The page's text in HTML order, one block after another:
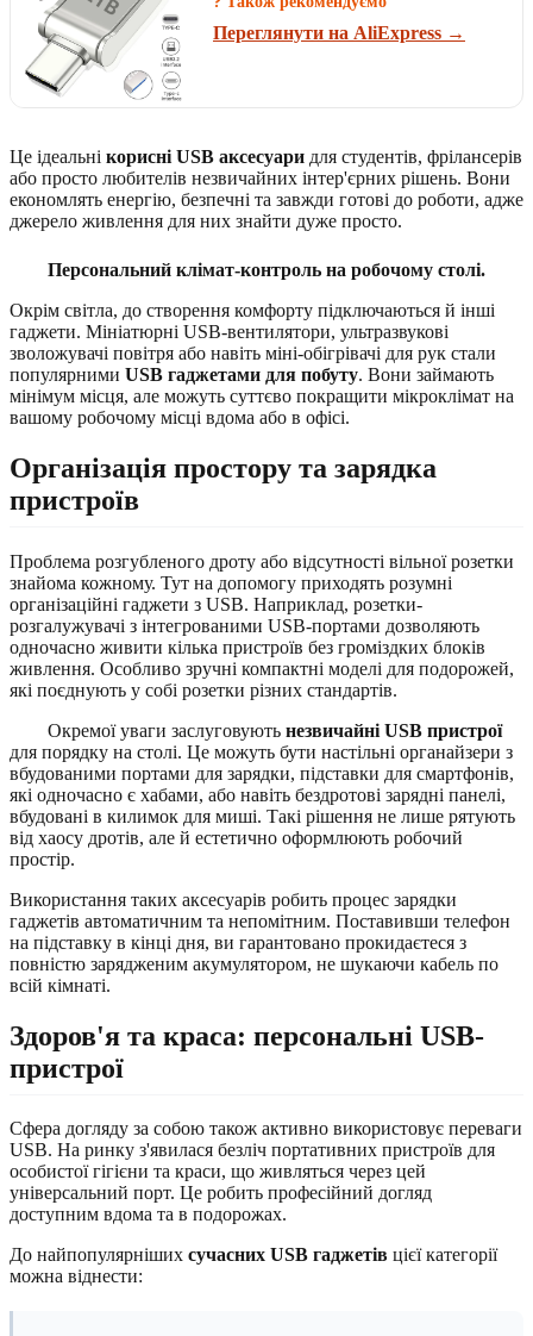
Переглянути на AliExpress →
Це ідеальні корисні USB аксесуари для студентів, фрілансерів
або просто любителів незвичайних інтер'єрних рішень. Вони
економлять енергію, безпечні та завжди готові до роботи, адже
джерело живлення для них знайти дуже просто.
Персональний клімат-контроль на робочому столі.
Окрім світла, до створення комфорту підключаються й інші
гаджети. Мініатюрні USB-вентилятори, ультразвукові
зволожувачі повітря або навіть міні-обігрівачі для рук стали
популярними USB гаджетами для побуту. Вони займають
мінімум місця, але можуть суттєво покращити мікроклімат на
вашому робочому місці вдома або в офісі.
Організація простору та зарядка
пристроїв
Проблема розгубленого дроту або відсутності вільної розетки
знайома кожному. Тут на допомогу приходять розумні
організаційні гаджети з USB. Наприклад, розетки-
розгалужувачі з інтегрованими USB-портами дозволяють
одночасно живити кілька пристроїв без громіздких блоків
живлення. Особливо зручні компактні моделі для подорожей,
які поєднують у собі розетки різних стандартів.
Окремої уваги заслуговують незвичайні USB пристрої
для порядку на столі. Це можуть бути настільні органайзери з
вбудованими портами для зарядки, підставки для смартфонів,
які одночасно є хабами, або навіть бездротові зарядні панелі,
вбудовані в килимок для миші. Такі рішення не лише рятують
від хаосу дротів, але й естетично оформлюють робочий
простір.
Використання таких аксесуарів робить процес зарядки
гаджетів автоматичним та непомітним. Поставивши телефон
на підставку в кінці дня, ви гарантовано прокидаєтеся з
повністю зарядженим акумулятором, не шукаючи кабель по
всій кімнаті.
Здоров'я та краса: персональні USB-
пристрої
Сфера догляду за собою також активно використовує переваги
USB. На ринку з'явилася безліч портативних пристроїв для
особистої гігієни та краси, що живляться через цей
універсальний порт. Це робить професійний догляд
доступним вдома та в подорожах.
До найпопулярніших сучасних USB гаджетів цієї категорії
можна віднести: